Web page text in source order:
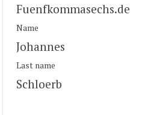
Fuenfkommasechs.de
Name
Johannes
Last name
Schloerb